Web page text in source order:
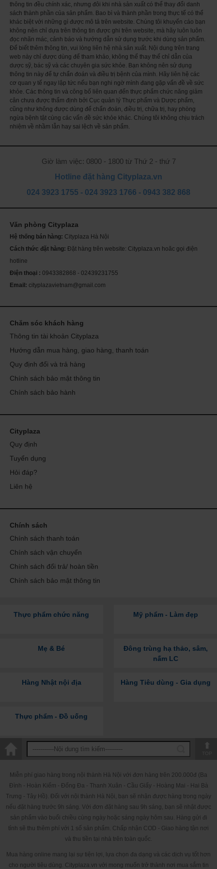
- Làm sạch da và điều hòa chất lượng bã nhờn.
- Đưa đến cảm giác tươi mát tức thời.
- Không chứa paraben.
- Không sinh nhân mụn.
- Không chất tạo màu.
Hướng Dẫn Sử Dụng:
– Làm ướt miếng cotton pad với nước tẩy trang Bioderma. Nhẹ nhàng rửa
sạch hoặc tẩy lớp kem trang điểm trên mặt và mắt.
– Làm lại cho đến khi miếng cotton trở nên sạch.
– Nhẹ nhàng vỗ nhẹ da mặt với khăn mặt cotton sạch hoặc rửa mặt lại với
sữa rửa mặt.
Bạn có thể sử dụng nước tẩy trang Bioderma hàng ngày, trước khi sử dụng
thông tin đều chính xác, nhưng đôi khi nhà sản xuất có thể thay đổi danh
sách thành phần của sản phẩm. Bao bì và thành phần trong thực tế có thể
khác biệt với những gì được mô tả trên website. Chúng tôi khuyến cáo bạn
không nên chỉ dựa trên thông tin được ghi trên website, mà hãy luôn luôn
đọc nhãn mác, cảnh báo và hướng dẫn sử dụng trước khi dùng sản phẩm.
Để biết thêm thông tin, vui lòng liên hệ nhà sản xuất. Nội dung trên trang
web này chỉ được dùng để tham khảo, không thể thay thế chỉ dẫn của
dược sỹ, bác sỹ và các chuyên gia sức khỏe. Bạn không nên sử dụng
thông tin này để tự chẩn đoán và điều trị bệnh của mình. Hãy liên hệ các
cơ quan y tế ngay lập tức nếu bạn nghi ngờ mình đang gặp vấn đề về sức
khỏe. Các thông tin và công bố liên quan đến thực phẩm chức năng giảm
cân chưa được thẩm định bởi Cục quản lý Thực phẩm và Dược phẩm,
cũng như không được dùng để chẩn đoán, điều trị, chữa trị, hay phòng
ngừa bệnh tật cùng các vấn đề sức khỏe khác. Chúng tôi không chịu trách
nhiệm về nhầm lẫn hay sai lệch về sản phẩm.
Giờ làm việc: 0800 - 1800 từ Thứ 2 - thứ 7
Hotline đặt hàng Cityplaza.vn
024 3923 1755 - 024 3923 1766 - 0943 382 868
Văn phòng Cityplaza
Hệ thống bán hàng: Cityplaza Hà Nội
Cách thức đặt hàng: Đặt hàng trên website: Cityplaza.vn hoăc gọi điện
hotline
Điện thoại : 0943382868 - 02439231755
Email: cityplazavietnam@gmail.com
Chăm sóc khách hàng
Thông tin tài khoản Cityplaza
Hướng dẫn mua hàng, giao hàng, thanh toán
Quy định đổi và trả hàng
Chính sách bảo mật thông tin
Chính sách bảo hành
Cityplaza
Quy định
Tuyển dụng
Hỏi đáp?
Liên hệ
Chính sách
Chính sách thanh toán
Chính sách vận chuyển
Chính sách đổi trả/ hoàn tiền
Chính sách bảo mật thông tin
Thực phẩm chức năng Mỹ phẩm - Làm đẹp
Mẹ & Bé
Đông trùng hạ thảo, sâm,
nấm LC
Hàng Nhật nội địa Hàng Tiêu dùng - Gia dụng
Thực phẩm - Đồ uống
Miễn phí giao hàng trong nội thành Hà Nội với đơn hàng trên 200.000đ (Ba
Đình - Hoàn Kiếm - Đống Đa - Thanh Xuân - Cầu Giấy - Hoàng Mai - Hai Bà
Trưng - Tây Hồ). Đối với nội thành Hà Nội, bạn sẽ nhận được hàng trong ngày
nếu đặt hàng trước 9h sáng. Với đơn đặt hàng sau 9h sáng, bạn sẽ nhật được
sản phẩm vào buổi chiều cùng ngày hoặc sáng ngày hôm sau. Hàng gửi đi
tỉnh sẽ thu thêm phí với 1 số sản phẩm. Chấp nhận COD - Giao hàng tận nơi
và thu tiền tại nhà trên toàn quốc.
Mua hàng online mang lại sự tiện lợi, lựa chọn đa dạng và các dịch vụ tốt hơn
cho người tiêu dùng. Cityplaza.vn với mong muốn trở thành nơi mua sắm tin